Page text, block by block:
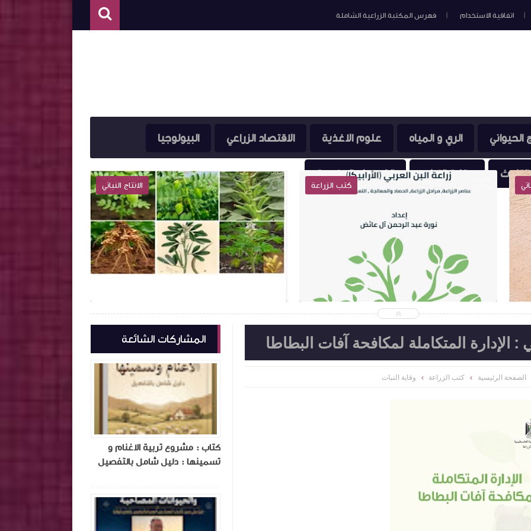
اتفاقية الاستخدام فهرس المكتبة الزراعية الشاملة
الحيواني الري و المياه علوم الاغذية الاقتصاد الزراعي البيولوجيا
وقاية النبات الكيمياء العضوية
كتب الزراعة
الموضوع
الانتاج النباتي
2026-06-16
المكتبة الزراعية الشاملة
شاهد الموضوع
كتب الزراعة
شاهد الموضوع
المتكاملة لمكافحة آفات البطاطا
الصفحة الرئيسية كتب الزراعة وقاية النبات
المشاركات الشائعة
كتاب : مشروع تربية الاغنام و
تسمينها : دليل شامل بالتفصيل